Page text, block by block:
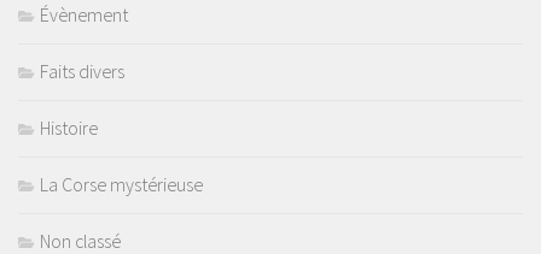
Évènement
Faits divers
Histoire
La Corse mystérieuse
Non classé